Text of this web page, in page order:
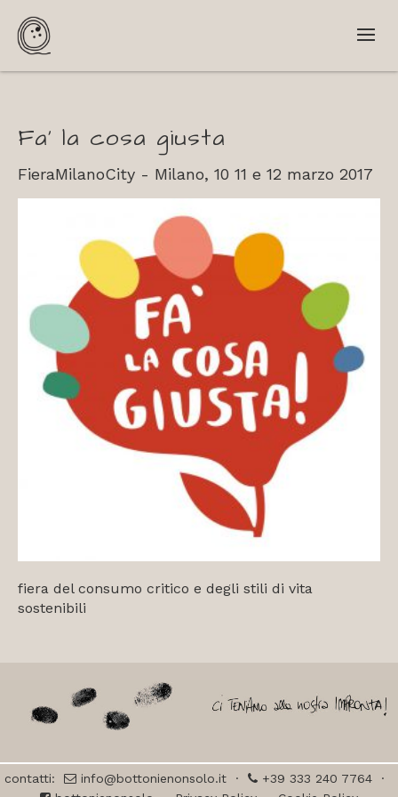
Fa’ la cosa giusta
FieraMilanoCity - Milano, 10 11 e 12 marzo 2017
fiera del consumo critico e degli stili di vita
sostenibili
contatti: info@bottonienonsolo.it · +39 333 240 7764 ·